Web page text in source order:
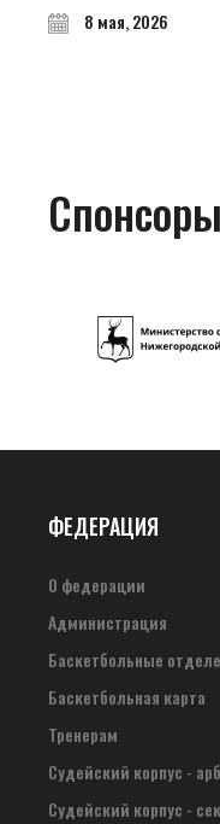
8 мая, 2026
ФЕДЕРАЦИЯ
О федерации
Администрация
Баскетбольные
Баскетбольная карта
Тренерам
Судейский корпус -
Судейский корпус -